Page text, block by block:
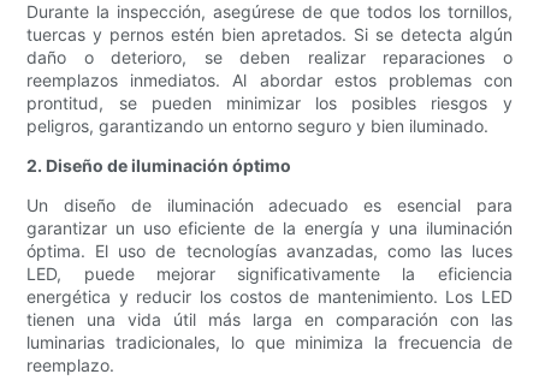
Durante la inspección, asegúrese de que todos los tornillos,
tuercas y pernos estén bien apretados. Si se detecta algún
daño o deterioro, se deben realizar reparaciones o
reemplazos inmediatos. Al abordar estos problemas con
prontitud, se pueden minimizar los posibles riesgos y
peligros, garantizando un entorno seguro y bien iluminado.
2. Diseño de iluminación óptimo
Un diseño de iluminación adecuado es esencial para
garantizar un uso eficiente de la energía y una iluminación
óptima. El uso de tecnologías avanzadas, como las luces
LED, puede mejorar significativamente la eficiencia
energética y reducir los costos de mantenimiento. Los LED
tienen una vida útil más larga en comparación con las
luminarias tradicionales, lo que minimiza la frecuencia de
reemplazo.